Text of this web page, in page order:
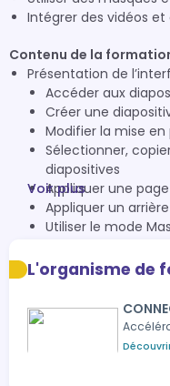
Intégrer des vidéos
Contenu de la
Présentation de
Accéder aux
Créer une
Modifier la mise
Sélectionner,
diapositives
Appliquer une
Appliquer un
Utiliser le mode
Gérer les
Mettre en forme le
Insérer une zone
Insérer et mettre
Insérer une vidéo
Voir plus
L'organisme de
Découvrir